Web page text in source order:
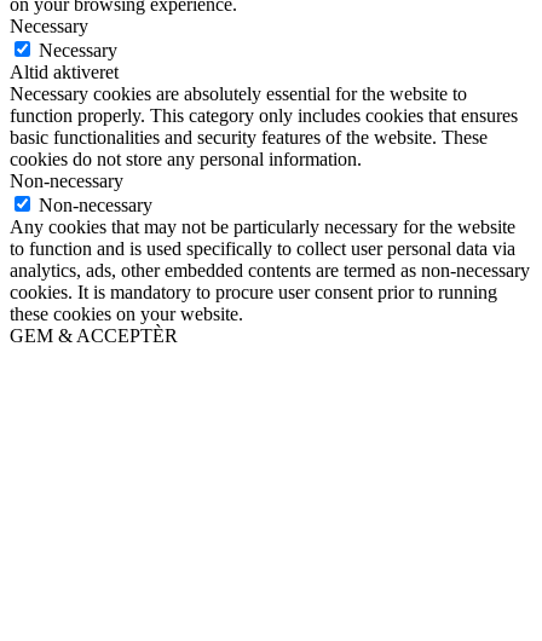
Necessary
Necessary
Altid aktiveret
Necessary cookies are absolutely essential for the website to
function properly. This category only includes cookies that ensures
basic functionalities and security features of the website. These
cookies do not store any personal information.
Non-necessary
Non-necessary
Any cookies that may not be particularly necessary for the website
to function and is used specifically to collect user personal data via
analytics, ads, other embedded contents are termed as non-necessary
cookies. It is mandatory to procure user consent prior to running
these cookies on your website.
GEM & ACCEPTÈR